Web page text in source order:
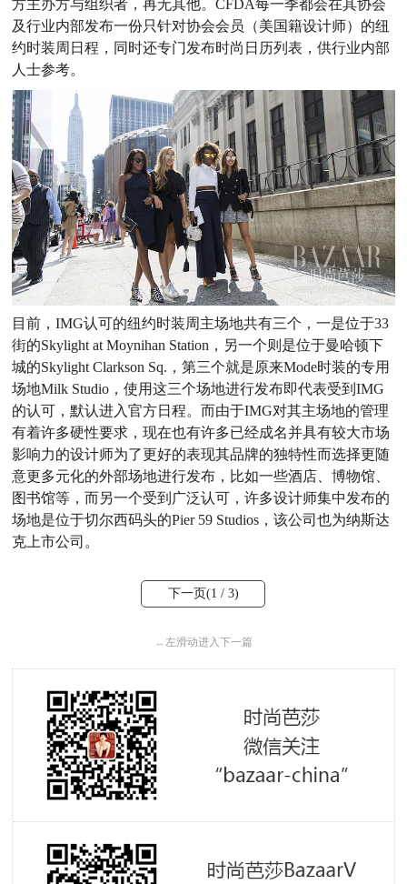
方主办方与组织者，再无其他。CFDA每一季都会在其协会
及行业内部发布一份只针对协会会员（美国籍设计师）的纽
约时装周日程，同时还专门发布时尚日历列表，供行业内部
人士参考。
目前，IMG认可的纽约时装周主场地共有三个，一是位于33
街的Skylight at Moynihan Station，另一个则是位于曼哈顿下
城的Skylight Clarkson Sq.，第三个就是原来Mode时装的专用
场地Milk Studio，使用这三个场地进行发布即代表受到IMG
的认可，默认进入官方日程。而由于IMG对其主场地的管理
有着许多硬性要求，现在也有许多已经成名并具有较大市场
影响力的设计师为了更好的表现其品牌的独特性而选择更随
意更多元化的外部场地进行发布，比如一些酒店、博物馆、
图书馆等，而另一个受到广泛认可，许多设计师集中发布的
场地是位于切尔西码头的Pier 59 Studios，该公司也为纳斯达
克上市公司。
下一页(1 / 3)
← 左滑动进入下一篇